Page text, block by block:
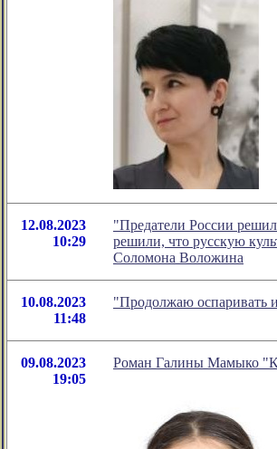
12.08.2023
10:29
"Предатели России
решили, что русскую
Соломона Воложина
10.08.2023
11:48
"Продолжаю оспаривать
09.08.2023
19:05
Роман Галины Мамыко